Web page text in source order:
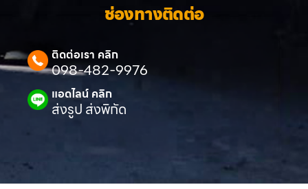
ช่องทางติดต่อ
ติดต่อเรา คลิก
098-482-9976
แอดไลน์ คลิก
ส่งรูป ส่งพิกัด